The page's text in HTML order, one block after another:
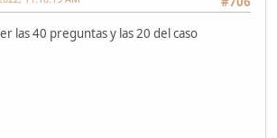
las 40 preguntas y las 20 del caso